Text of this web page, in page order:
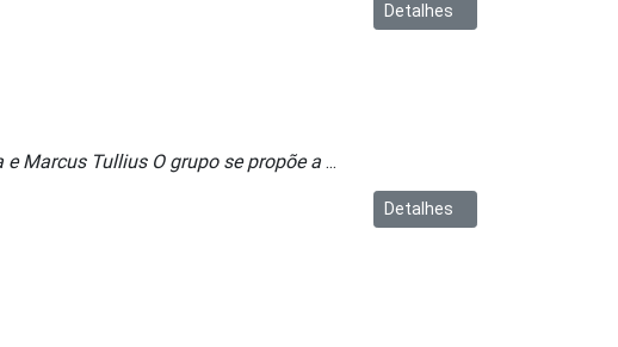
Detalhes
Marcus Tullius O grupo se propõe a ...
Detalhes